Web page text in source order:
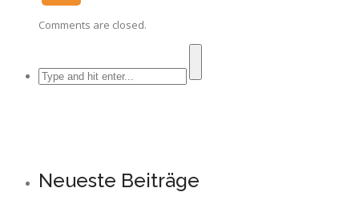
Comments are closed.
Neueste Beiträge